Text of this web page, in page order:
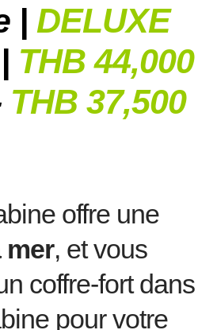
| DELUXE
THB 44,000
THB 37,500
offre une
mer, et vous
coffre-fort dans
pour votre